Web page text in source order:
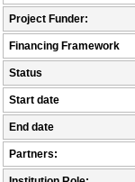
Project Funder:
Financing Framework
Status
Start date
End date
Partners: